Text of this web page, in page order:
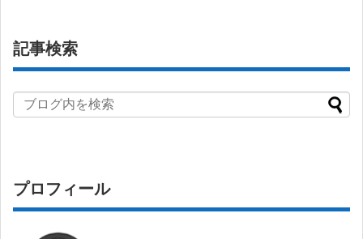
記事検索
プロフィール